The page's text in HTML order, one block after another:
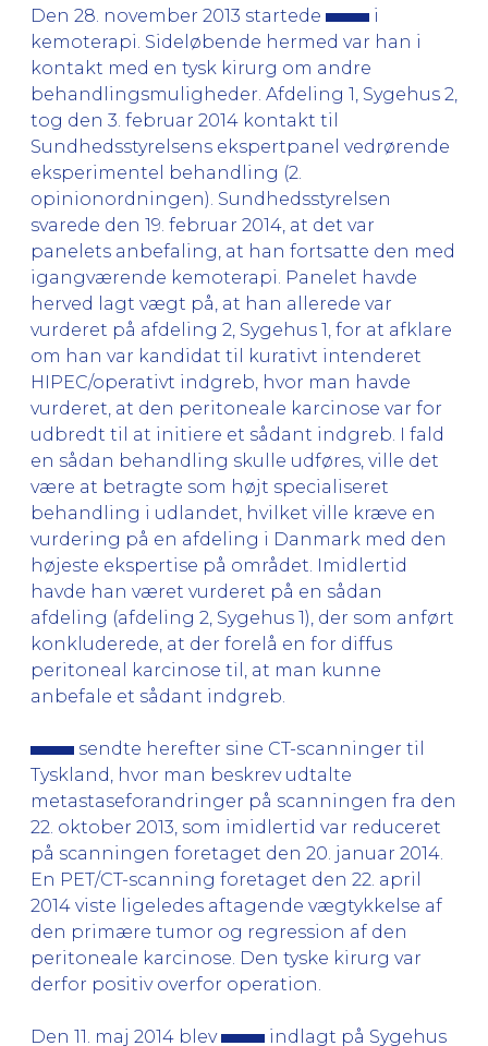
Den 28. november 2013 startede
i
kemoterapi. Sideløbende hermed var han i
kontakt med en tysk kirurg om andre
behandlingsmuligheder. Afdeling 1, Sygehus 2,
tog den 3. februar 2014 kontakt til
Sundhedsstyrelsens ekspertpanel vedrørende
eksperimentel behandling (2.
opinionordningen). Sundhedsstyrelsen
svarede den 19. februar 2014, at det var
panelets anbefaling, at han fortsatte den med
igangværende kemoterapi. Panelet havde
herved lagt vægt på, at han allerede var
vurderet på afdeling 2, Sygehus 1, for at afklare
om han var kandidat til kurativt intenderet
HIPEC/operativt indgreb, hvor man havde
vurderet, at den peritoneale karcinose var for
udbredt til at initiere et sådant indgreb. I fald
en sådan behandling skulle udføres, ville det
være at betragte som højt specialiseret
behandling i udlandet, hvilket ville kræve en
vurdering på en afdeling i Danmark med den
højeste ekspertise på området. Imidlertid
havde han været vurderet på en sådan
afdeling (afdeling 2, Sygehus 1), der som anført
konkluderede, at der forelå en for diffus
peritoneal karcinose til, at man kunne
anbefale et sådant indgreb.
sendte herefter sine CT-scanninger til
Tyskland, hvor man beskrev udtalte
metastaseforandringer på scanningen fra den
22. oktober 2013, som imidlertid var reduceret
på scanningen foretaget den 20. januar 2014.
En PET/CT-scanning foretaget den 22. april
2014 viste ligeledes aftagende vægtykkelse af
den primære tumor og regression af den
peritoneale karcinose. Den tyske kirurg var
derfor positiv overfor operation.
Den 11. maj 2014 blev indlagt på Sygehus